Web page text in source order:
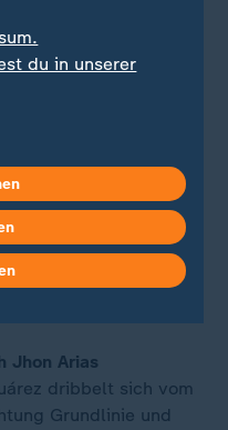
fängt ihn ab.
gefunden
geht aber
immer mehr in Fahrt
Tor. Ghana muss
Jhon Arias
dribbelt sich vom
Grundlinie und
du in unserer